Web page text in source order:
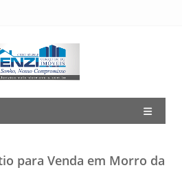
para Venda em Morro da